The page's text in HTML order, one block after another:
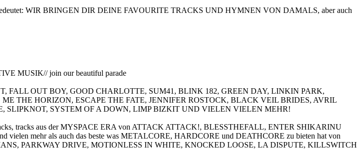
WIR BRINGEN DIR DEINE FAVOURITE TRACKS UND HYMNEN VON DAMALS, aber auch
MUSIK// join our beautiful parade
FALL OUT BOY, GOOD CHARLOTTE, SUM41, BLINK 182, GREEN DAY, LINKIN PARK,
THE HORIZON, ESCAPE THE FATE, JENNIFER ROSTOCK, BLACK VEIL BRIDES, AVRIL
SYSTEM OF A DOWN, LIMP BIZKIT UND VIELEN VIELEN MEHR!
tracks aus der MYSPACE ERA von ATTACK ATTACK!, BLESSTHEFALL, ENTER SHIKARINU
mehr als auch das beste was METALCORE, HARDCORE und DEATHCORE zu bieten hat von
PARKWAY DRIVE, MOTIONLESS IN WHITE, KNOCKED LOOSE, LA DISPUTE, KILLSWITCH